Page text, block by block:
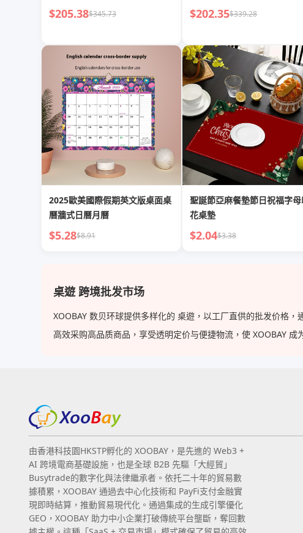
$205.38$345.73 $202.35$339.28
2025歐美國際假期英文版桌面桌
曆牆式日曆月曆
$5.28$8.91
聖誕節亞麻餐墊節日祝福字
花桌墊
$2.04$3.38
桌遊 跨境批发市场
XOOBAY 数贝环球提供多样化的 桌遊，以工厂直供的批发价格
高效采购高品质商品，享受透明定价与便捷物流，使 XOOBAY 成
由香港科技園HKSTP孵化的 XOOBAY，是先進的 Web3 +
AI 跨境電商基礎設施，也是全球 B2B 先驅「大經貿」
Busytrade的數字化與法律繼承者。依托二十年的貿易數
據積累，XOOBAY 通過去中心化技術和 PayFi支付金融實
現即時結算，推動貿易現代化。通過集成的生成引擎優化
GEO，XOOBAY 助力中小企業打破傳統平台壟斷，奪回數